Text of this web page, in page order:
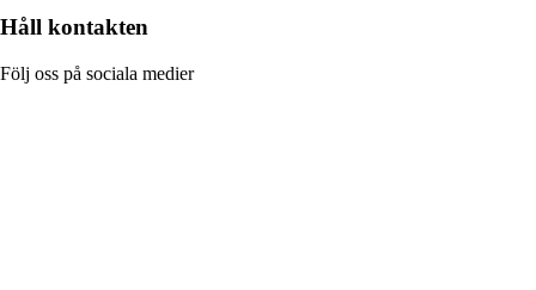
Håll kontakten
Följ oss på sociala medier